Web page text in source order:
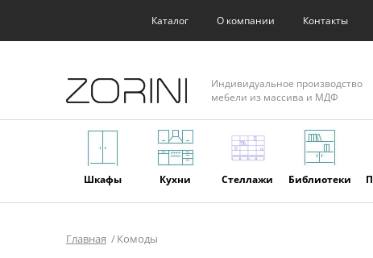
Каталог О компании Контакты
Индивидуальное производство
мебели из массива и МДФ
Шкафы Кухни Стеллажи Библиотеки
Главная Комоды